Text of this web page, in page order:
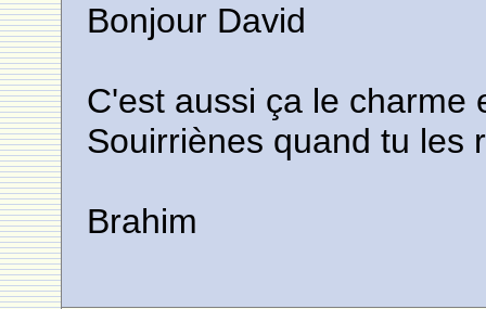
Bonjour David
C'est aussi ça le charme
Souirriènes quand tu les
Brahim